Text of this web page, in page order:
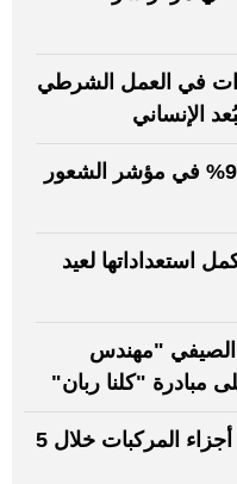
في العمل الشرطي
الإنساني
شرطة دبي تحقق نسبة 99.9% في مؤشر الشعور
استعداداتها لعيد
الصيفي "مهندس
مبادرة "كلنا ربان"
3589 مخالفة تتعلق بسلامة أجزاء المركبات خلال 5